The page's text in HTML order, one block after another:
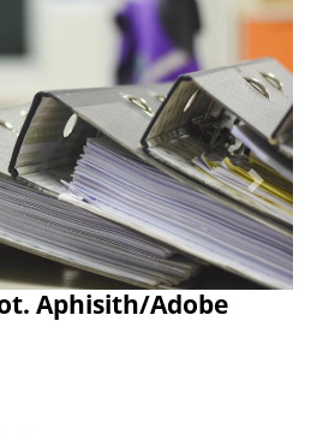
Aphisith/Adobe
Dalej